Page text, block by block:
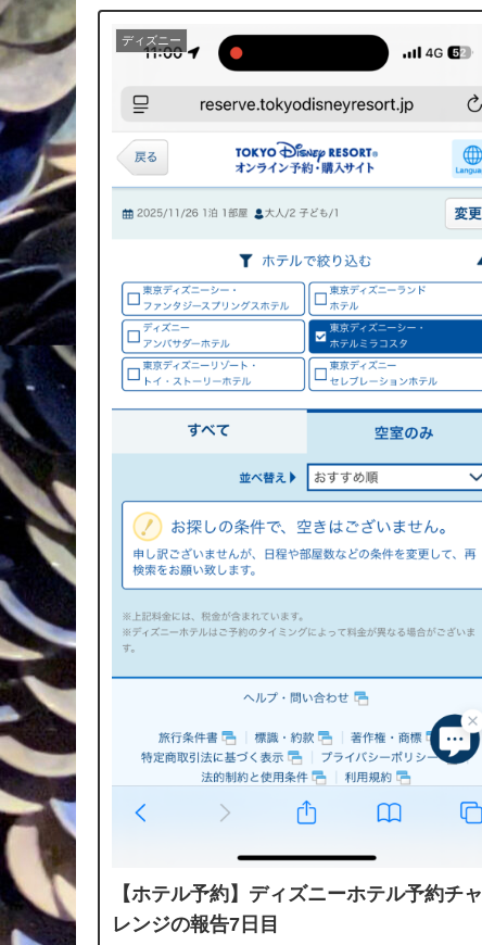
ディズニー
【ホテル予約】ディズニーホテル予約チャ
レンジの報告7日目